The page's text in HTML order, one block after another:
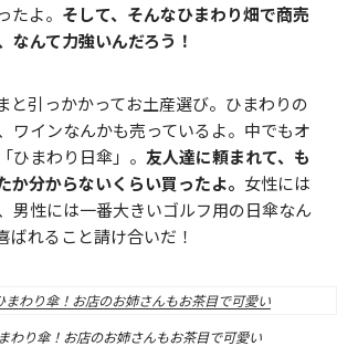
たよ。 そして、そんなひまわり畑で商売
なんて力強いんだろう！
と引っかかってお土産選び。ひまわりの
ワインなんかも売っているよ。中でもオ
ひまわり日傘」。 友人達に頼まれて、も
か分からないくらい買ったよ。 女性には
男性には一番大きいゴルフ用の日傘なん
ばれること請け合いだ！
わり傘！お店のお姉さんもお茶目で可愛い